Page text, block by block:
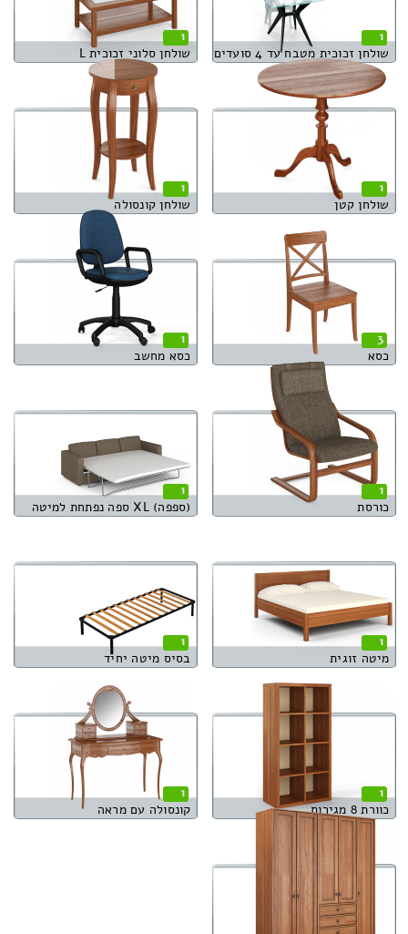
1
שולחן זכוכית מטבח עד 4 סועדים
1
שולחן סלוני זכוכית L
1
שולחן קטן
1
שולחן קונסולה
3
כסא
1
כסא מחשב
1
כורסת
1
(ספפה) XL ספה נפתחת למיטה
1
מיטה זוגית
1
בסיס מיטה יחיד
1
כוורת 8 מגירות
1
קונסולה עם מראה